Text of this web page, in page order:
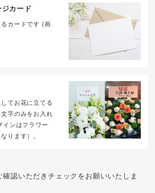
カード
カードです (画
てお花に立てる
字のみをお入れ
インはフラワー
ります）。
確認いただきチェックをお願いいたしま